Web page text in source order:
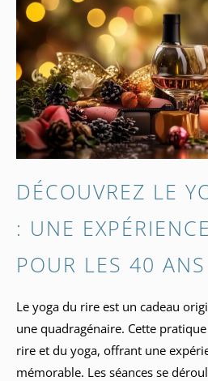
DÉCOUVREZ LE
: UNE
POUR LES 40 ANS
Le yoga du rire est un cadeau
une quadragénaire. Cette
rire et du yoga, offrant une
mémorable. Les séances se